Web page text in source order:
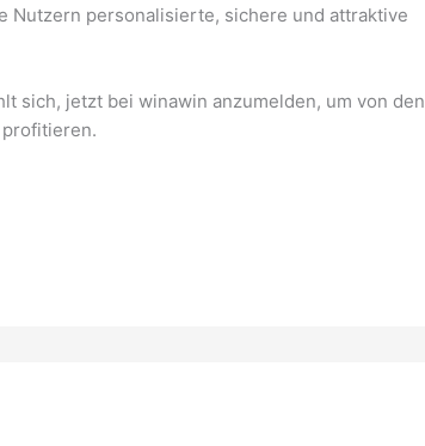
Nutzern personalisierte, sichere und attraktive
sich, jetzt bei winawin anzumelden, um von den